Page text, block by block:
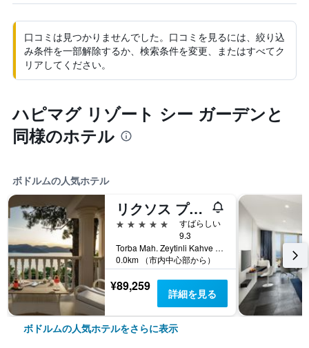
口コミは見つかりませんでした。口コミを見るには、絞り込
み条件を一部解除するか、検索条件を変更、またはすべてク
リアしてください。
ハピマグ リゾート シー ガーデンと
同様のホテル
ボドルムの人気ホテル
リクソス プレミアム ボドルム
5つ星
すばらしい
9.3
Torba Mah. Zeytinli Kahve Mevkii, P.K. 244, ボドルム, トルコ
0.0km （市内中心部から）
¥89,259 詳細を見る
ボドルムの人気ホテルをさらに表示